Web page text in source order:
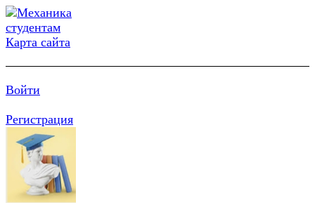
Карта сайта
Войти
Регистрация